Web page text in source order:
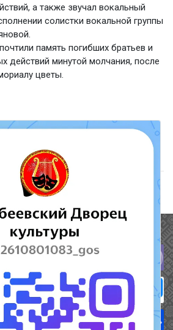
а также звучал вокальный
солистки вокальной группы
память погибших братьев и
действий минутой молчания, после
цветы.
ссылки